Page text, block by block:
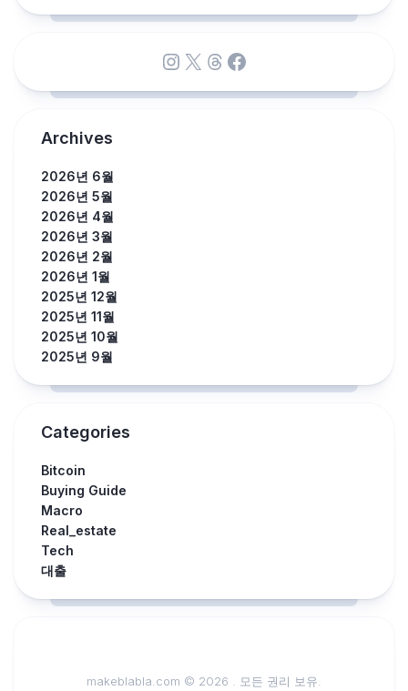
Instagram
X Threads
Facebook
Archives
2026년 6월
2026년 5월
2026년 4월
2026년 3월
2026년 2월
2026년 1월
2025년 12월
2025년 11월
2025년 10월
2025년 9월
Categories
Bitcoin
Buying Guide
Macro
Real_estate
Tech
대출
makeblabla.com © 2026 . 모든 권리 보유.